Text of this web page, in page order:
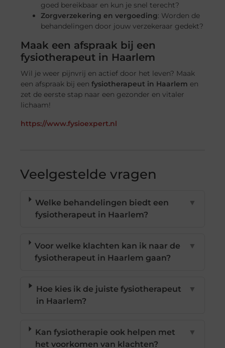
goed bereikbaar en kun je snel terecht?
Zorgverzekering en vergoeding: Worden de
behandelingen door jouw verzekeraar gedekt?
Maak een afspraak bij een
fysiotherapeut in Haarlem
Wil je weer pijnvrij en actief door het leven? Maak
een afspraak bij eenfysiotherapeut in Haarlem en
zet de eerste stap naar een gezonder en vitaler
lichaam!
https://www.fysioexpert.nl
Veelgestelde vragen
Welke behandelingen biedt een
fysiotherapeut in Haarlem?
▼
Voor welke klachten kan ik naar de
fysiotherapeut in Haarlem gaan?
▼
Hoe kies ik de juiste fysiotherapeut
in Haarlem?
▼
Kan fysiotherapie ook helpen met
het voorkomen van klachten?
▼